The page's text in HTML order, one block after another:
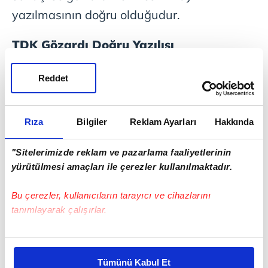
Rıza Bilgiler Reklam Ayarları Hakkında
"Sitelerimizde reklam ve pazarlama faaliyetlerinin
yürütülmesi amaçları ile çerezler kullanılmaktadır.
Bu çerezler, kullanıcıların tarayıcı ve cihazlarını
tanımlayarak çalışırlar.
Bu çerezlere izin vermeniz halinde sizlere özel
Tümünü Kabul Et
Reddet
yazılmasının doğru olduğudur.
TDK Gözardı Doğru Yazılışı
TDK'ye göre bu kelimenin doğru yazılışı: Göz
ardı
Yanlış yazılışı: Gözardı
Göz Ardı Kelimesi İle İlgili Örnek
Cümleler
- Bunlar göz ardı etmek istemeyeceğiniz diş
problemleridir.
- Ancak mevcut durumumuzla geçen
haftaki yaşadığımız olaylar arasındaki